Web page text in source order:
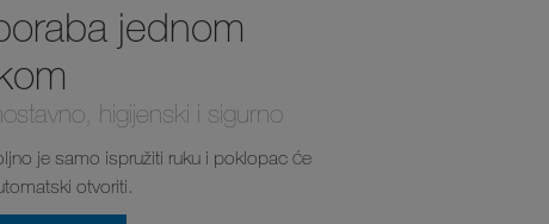
jednom
higijenski i sigurno
je samo ispružiti ruku i poklopac će
otvoriti.